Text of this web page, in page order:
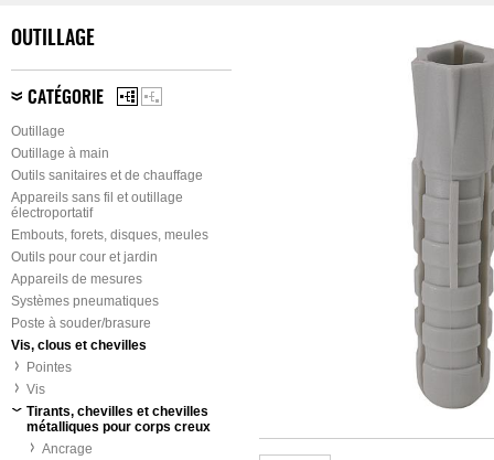
OUTILLAGE
CATÉGORIE
Outillage
Outillage à main
Outils sanitaires et de chauffage
Appareils sans fil et outillage
électroportatif
Embouts, forets, disques, meules
Outils pour cour et jardin
Appareils de mesures
Systèmes pneumatiques
Poste à souder/brasure
Vis, clous et chevilles
Pointes
Vis
Tirants, chevilles et chevilles
métalliques pour corps creux
Ancrage